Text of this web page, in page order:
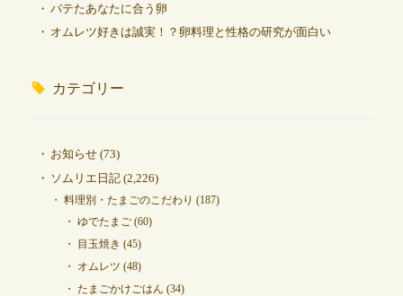
バテたあなたに合う卵
オムレツ好きは誠実！？卵料理と性格の研究が面白い
カテゴリー
お知らせ(73)
ソムリエ日記(2,226)
料理別・たまごのこだわり (187)
ゆでたまご(60)
目玉焼き (45)
オムレツ (48)
たまごかけごはん (34)